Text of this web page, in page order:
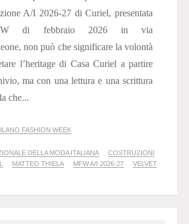
A/I 2026-27 di Curiel, presentata
di febbraio 2026 in via
non può che significare la volontà
l’heritage di Casa Curiel a partire
ma con una lettura e una scrittura
che...
FASHION WEEK
DELLA MODA ITALIANA
COSTRUZIONI
MATTEO THIELA MFW A/I 2026-27
VELVET